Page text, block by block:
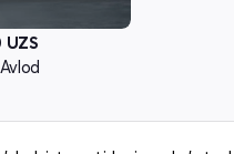
UZS